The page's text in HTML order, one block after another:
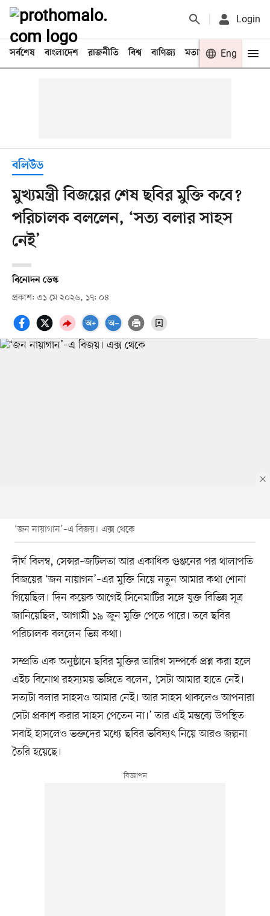
Login
সর্বশেষ বাংলাদেশ রাজনীতি বিশ্ব বাণিজ্য মতামত খেলা
Eng
বলিউড
মুখ্যমন্ত্রী বিজয়ের শেষ ছবির মুক্তি কবে?
পরিচালক বললেন, ‘সত্য বলার সাহস
নেই’
বিনোদন ডেস্ক
প্রকাশ: ৩১ মে ২০২৬, ১৭: ০৪
‘জন নায়াগান’–এ বিজয়। এক্স থেকে
দীর্ঘ বিলম্ব, সেন্সর–জটিলতা আর একাধিক গুঞ্জনের পর থালাপতি
বিজয়ের ‘জন নায়াগন’–এর মুক্তি নিয়ে নতুন আমার কথা শোনা
গিয়েছিল। দিন কয়েক আগেই সিনেমাটির সঙ্গে যুক্ত বিভিন্ন সূত্র
জানিয়েছিল, আগামী ১৯ জুন মুক্তি পেতে পারে। তবে ছবির
পরিচালক বললেন ভিন্ন কথা।
সম্প্রতি এক অনুষ্ঠানে ছবির মুক্তির তারিখ সম্পর্কে প্রশ্ন করা হলে
এইচ বিনোথ রহস্যময় ভঙ্গিতে বলেন, ‘সেটা আমার হাতে নেই।
সত্যটা বলার সাহসও আমার নেই। আর সাহস থাকলেও আপনারা
সেটা প্রকাশ করার সাহস পেতেন না।’ তার এই মন্তব্যে উপস্থিত
সবাই হাসলেও ভক্তদের মধ্যে ছবির ভবিষ্যৎ নিয়ে আরও জল্পনা
তৈরি হয়েছে।